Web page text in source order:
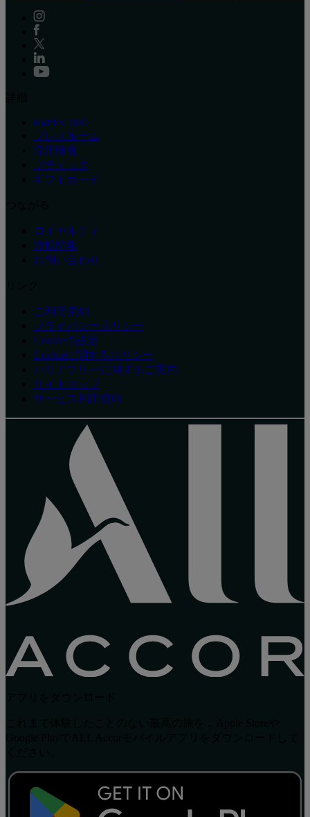
Raffles 1887
プレスルーム
採用情報
ブティック
ギフトカード
ロイヤルティ
渡航情報
お問い合わせ
ご利用規約
プライバシーポリシー
Cookieの設定
Cookieに関するポリシー
バリアフリーに関するご案内
サイトマップ
サービス利用規約